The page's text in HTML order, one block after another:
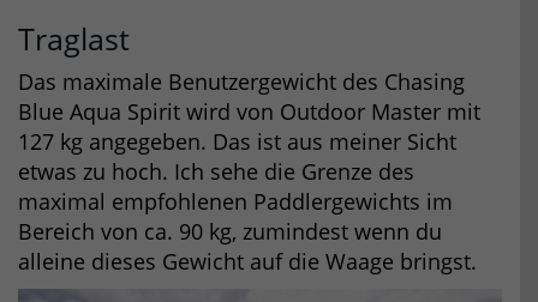
Traglast
Das maximale Benutzergewicht des Chasing
Blue Aqua Spirit wird von Outdoor Master mit
127 kg angegeben. Das ist aus meiner Sicht
etwas zu hoch. Ich sehe die Grenze des
maximal empfohlenen Paddlergewichts im
Bereich von ca. 90 kg, zumindest wenn du
alleine dieses Gewicht auf die Waage bringst.